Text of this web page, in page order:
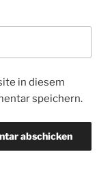
in diesem
speichern.